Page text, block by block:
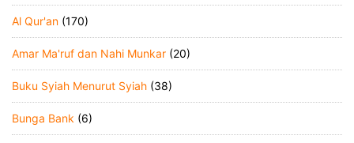
Al Qur'an (170)
Amar Ma'ruf dan Nahi Munkar (20)
Buku Syiah Menurut Syiah (38)
Bunga Bank (6)